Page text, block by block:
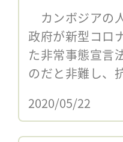
カンボジアの
政府が新型コロ
た非常事態宣言
のだと非難し、
2020/05/22